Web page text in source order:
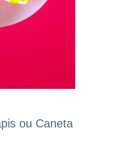
ou Caneta